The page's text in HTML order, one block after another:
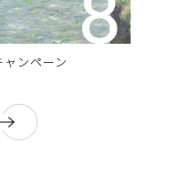
ャンペーン